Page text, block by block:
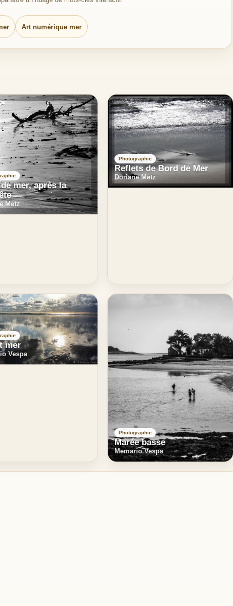
Art numérique mer
mer, après la
Metz
Photographie
Reflets de Bord de Mer
Doriane Metz
mer
Vespa
Photographie
Marée basse
Memario Vespa